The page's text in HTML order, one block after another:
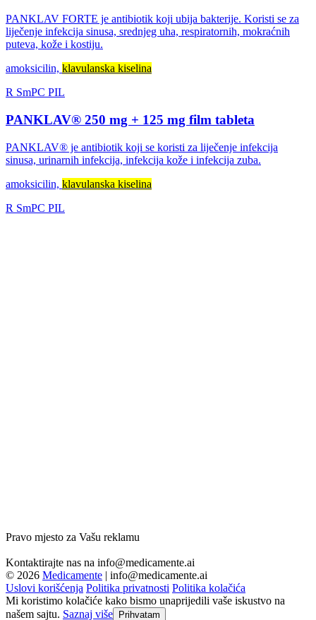
PANKLAV FORTE je antibiotik koji ubija bakterije. Koristi se za
liječenje infekcija sinusa, srednjeg uha, respiratornih, mokraćnih
puteva, kože i kostiju.
amoksicilin, klavulanska kiselina
R SmPC PIL
PANKLAV® 250 mg + 125 mg film tableta
PANKLAV® je antibiotik koji se koristi za liječenje infekcija
sinusa, urinarnih infekcija, infekcija kože i infekcija zuba.
amoksicilin, klavulanska kiselina
R SmPC PIL
Pravo mjesto za Vašu reklamu
Kontaktirajte nas na info@medicamente.ai
© 2026 Medicamente | info@medicamente.ai
Uslovi korišćenja Politika privatnosti Politika kolačića
Mi koristimo kolačiće kako bismo unaprijedili vaše iskustvo na
našem sajtu. Saznaj više Prihvatam